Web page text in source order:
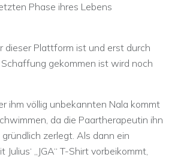
Phase ihres Lebens
dieser Plattform ist und erst durch
gekommen ist wird noch
ihm völlig unbekannten Nala kommt
da die Paartherapeutin ihn
zerlegt. Als dann ein
„JGA“ T-Shirt vorbeikommt,